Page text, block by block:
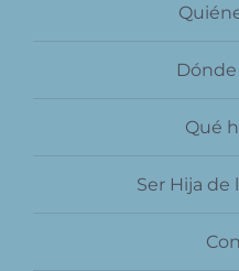
Qué
Ser Hija de